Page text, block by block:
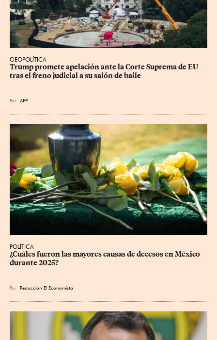
GEOPOLÍTICA
Trump promete apelación ante la Corte Suprema de EU
tras el freno judicial a su salón de baile
Por AFP
POLÍTICA
¿Cuáles fueron las mayores causas de decesos en México
durante 2025?
Por Redacción El Economista